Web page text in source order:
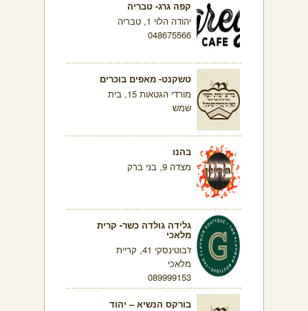
קפה גרג- טבריה
יהודה הלוי 1, טבריה
048675566
טשקנט- מאפים בוכרים
מורדי הגטאות 15, בית
שמש
בהנו
מצדה 9, בני ברק
גלידה גולדה כשר- קרית
מלאכי
ז'בוטינסקי 41, קריית
מלאכי
089999153
בורקס הנשיא – יהוד